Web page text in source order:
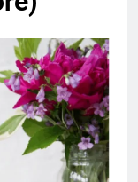
Minh Quan K17